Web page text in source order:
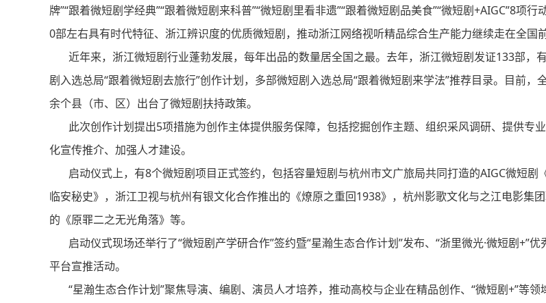
牌”“跟着微短剧学经典”“跟着微短剧来科普”“微短剧里看非遗”“跟着微短剧品美食”“微短剧+AIGC”8项行
0部左右具有时代特征、浙江辨识度的优质微短剧，推动浙江网络视听精品综合生产能力继续走在全国前
近年来，浙江微短剧行业蓬勃发展，每年出品的数量居全国之最。去年，浙江微短剧发证133部，
剧入选总局“跟着微短剧去旅行”创作计划，多部微短剧入选总局“跟着微短剧来学法”推荐目录。目前，
余个县（市、区）出台了微短剧扶持政策。
此次创作计划提出5项措施为创作主体提供服务保障，包括挖掘创作主题、组织采风调研、提供专
化宣传推介、加强人才建设。
启动仪式上，有8个微短剧项目正式签约，包括容量短剧与杭州市文广旅局共同打造的AIGC微短剧
临安秘史》，浙江卫视与杭州有银文化合作推出的《燎原之重回1938》，杭州影歌文化与之江电影集
的《原罪二之无光角落》等。
启动仪式现场还举行了“微短剧产学研合作”签约暨“星瀚生态合作计划”发布、“浙里微光·微短剧+”优
平台宣推活动。
“星瀚生态合作计划”聚焦导演、编剧、演员人才培养，推动高校与企业在精品创作、“微短剧+”等领